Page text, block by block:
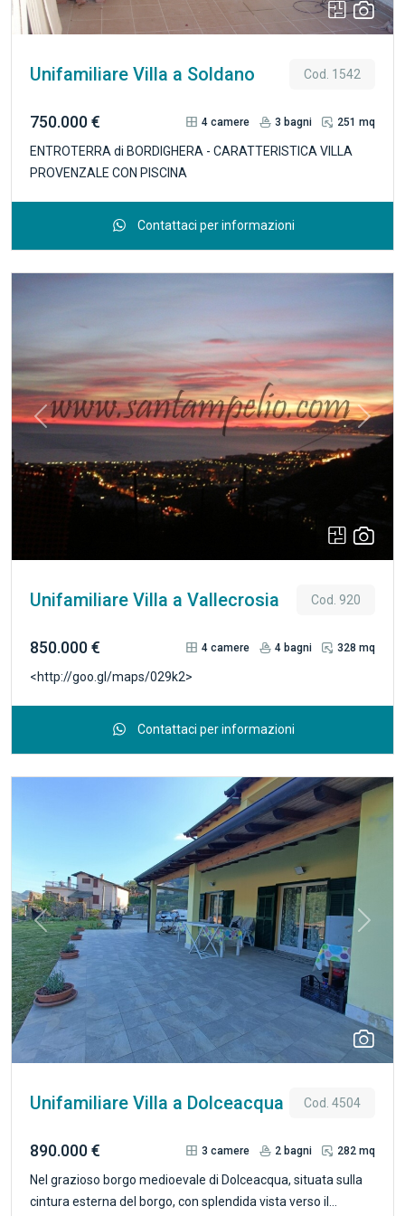
Unifamiliare Villa a Soldano Cod. 1542
750.000 € 4camere 3 bagni 251 mq
ENTROTERRA di BORDIGHERA - CARATTERISTICA VILLA
PROVENZALE CON PISCINA
Contattaci per informazioni
Previous Next
Unifamiliare Villa a Vallecrosia Cod. 920
850.000 € 4camere 4 bagni 328 mq
<http://goo.gl/maps/029k2>
Contattaci per informazioni
Previous Next
Unifamiliare Villa a Dolceacqua Cod. 4504
890.000 € 3camere 2 bagni 282 mq
Nel grazioso borgo medioevale di Dolceacqua, situata sulla
cintura esterna del borgo, con splendida vista verso il